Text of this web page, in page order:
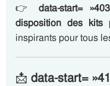
👉data-start=
disposition des kits
inspirants pour tous
📩 data-start=